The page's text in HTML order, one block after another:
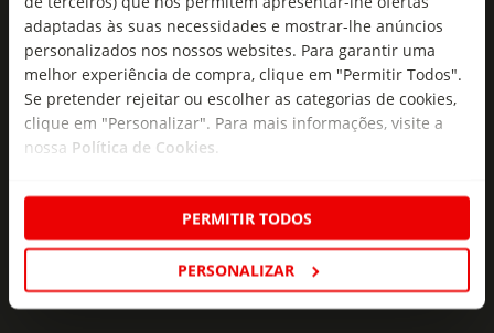
adaptadas às suas necessidades e mostrar-lhe anúncios
personalizados nos nossos websites. Para garantir uma
melhor experiência de compra, clique em "Permitir Todos".
Se pretender rejeitar ou escolher as categorias de cookies,
clique em "Personalizar". Para mais informações, visite a
nossa Política de Cookies
PERMITIR TODOS
PERSONALIZAR
As novidades mais frescas no
seu e-mail!
Subscreva e descubra campanhas exclusivas,
ofertas e novidades para si.